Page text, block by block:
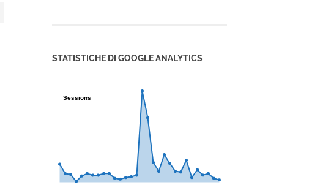
STATISTICHE DI GOOGLE ANALYTICS
Sessions
Sessions